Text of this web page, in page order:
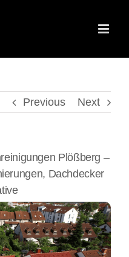
Previous Next
Plößberg –
Dachdecker